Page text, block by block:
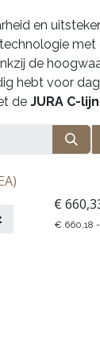
en
de
hebt voor
de JURA C-lijn.
€
€ 660,18